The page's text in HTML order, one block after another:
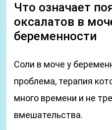
Что означает
оксалатов в
беременности
Соли в моче у
проблема, терапия
много времени и не
вмешательства.